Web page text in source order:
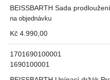
BEISSBARTH Sada
na objednávku
Kč 4.990,00
1701690100001
1690100001